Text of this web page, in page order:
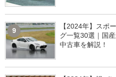
9
【2024年】スポ
グ一覧30選｜国
中古車を解説！